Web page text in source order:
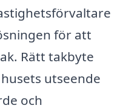
för att
Rätt takbyte
utseende
och